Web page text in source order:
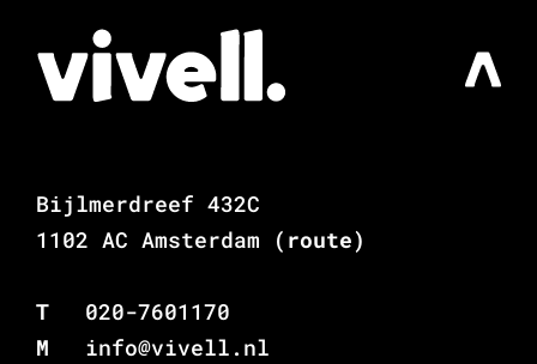
Bijlmerdreef 432C
1102 AC Amsterdam
(route)
T
020-7601170
M
info@vivell.nl